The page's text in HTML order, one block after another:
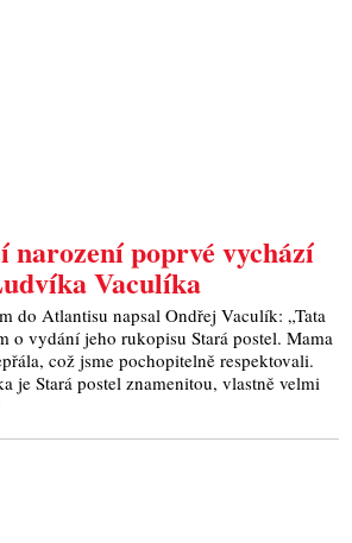
narození poprvé vychází
Vaculíka
do Atlantisu napsal Ondřej Vaculík: „Tata
o vydání jeho rukopisu Stará postel. Mama
což jsme pochopitelně respektovali.
je Stará postel znamenitou, vlastně velmi